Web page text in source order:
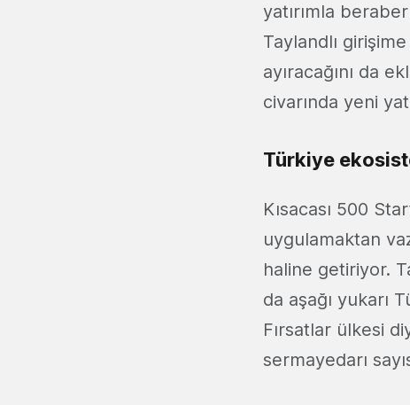
yatırımla
Taylandlı
ayıracağını da
civarında yeni
Türkiye
Kısacası 500
uygulamaktan
haline getiriyor.
da aşağı yukarı
Fırsatlar ülkesi
sermayedarı